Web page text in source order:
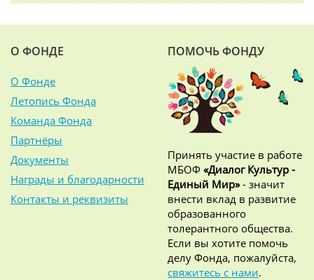
О ФОНДЕ
О Фонде
Летопись Фонда
Команда Фонда
Партнёры
Документы
Награды и благодарности
Контакты и реквизиты
ПОМОЧЬ ФОНДУ
Принять участие в работе
МБОФ «Диалог Культур -
Единый Мир»- значит
внести вклад в развитие
образованного
толерантного общества.
Если вы хотите помочь
делу Фонда, пожалуйста,
свяжитесь с нами.